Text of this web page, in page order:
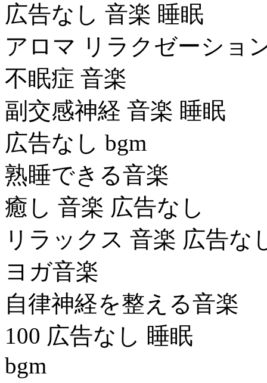
広告なし 音楽 睡眠
アロマ リラクゼーショ
不眠症 音楽
副交感神経 音楽 睡眠
広告なし bgm
熟睡できる音楽
癒し 音楽 広告なし
リラックス 音楽 広告な
ヨガ音楽
自律神経を整える音楽
100 広告なし 睡眠
bgm